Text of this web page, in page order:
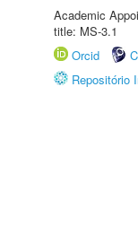
Academic
title: MS-3.1
Orcid
Repositório